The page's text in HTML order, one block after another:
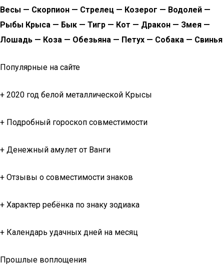
Весы — Скорпион — Стрелец — Козерог — Водолей —
Рыбы Крыса — Бык — Тигр — Кот — Дракон — Змея —
Лошадь — Коза — Обезьяна — Петух — Собака — Свинья
Популярные на сайте
+ 2020 год белой металлической Крысы
+ Подробный гороскоп совместимости
+ Денежный амулет от Ванги
+ Отзывы о совместимости знаков
+ Характер ребёнка по знаку зодиака
+ Календарь удачных дней на месяц
Прошлые воплощения